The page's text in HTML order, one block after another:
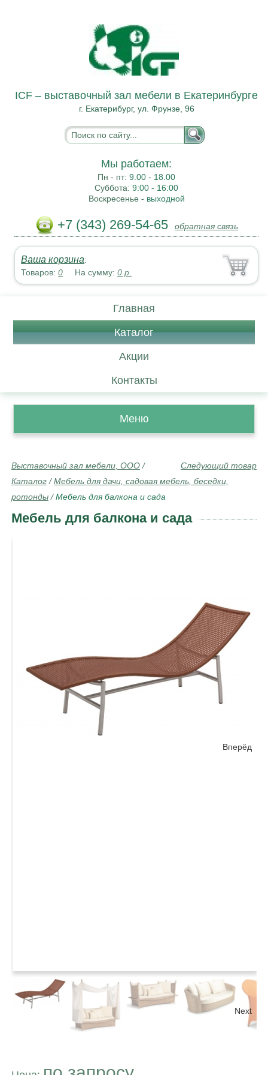
ICF – выставочный зал мебели в Екатеринбурге
г. Екатерибург, ул. Фрунзе, 96
Мы работаем:
Пн - пт:9.00 - 18.00
Суббота:9:00 - 16:00
Воскресенье - выходной
+7 (343) 269-54-65 обратная связь
Ваша корзина:
Товаров:0 На сумму:0 р.
Главная
Каталог
Акции
Контакты
Меню
Следующий товар
Выставочный зал мебели, ООО /
Каталог /Мебель для дачи, садовая мебель, беседки,
ротонды /Мебель для балкона и сада
Мебель для балкона и сада
Вперёд
Next